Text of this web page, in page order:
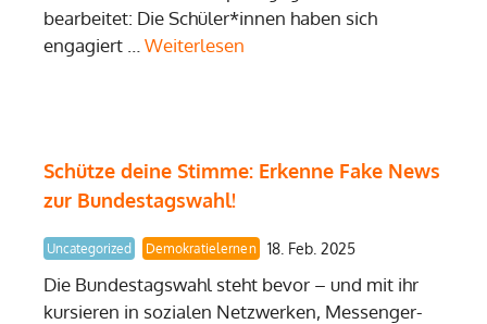
bearbeitet: Die Schüler*innen haben sich
engagiert … Weiterlesen
Schütze deine Stimme: Erkenne Fake News
zur Bundestagswahl!
Uncategorized Demokratielernen 18. Feb. 2025
Die Bundestagswahl steht bevor – und mit ihr
kursieren in sozialen Netzwerken, Messenger-